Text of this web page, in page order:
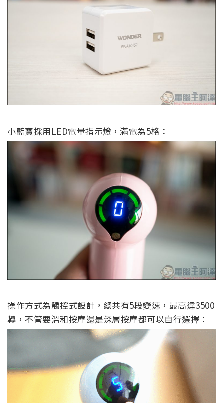
小藍寶採用LED電量指示燈，滿電為5格：
操作方式為觸控式設計，總共有5段變速，最高達3500
轉，不管要溫和按摩還是深層按摩都可以自行選擇：